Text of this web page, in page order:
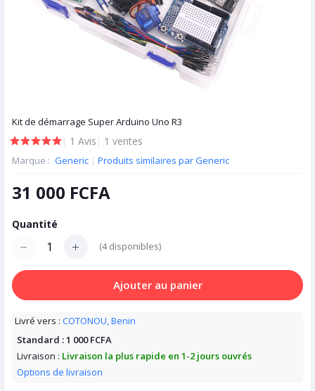
Kit de démarrage Super Arduino Uno R3
| 1 Avis | 1 ventes
Marque : Generic | Produits similaires par Generic
31 000 FCFA
Quantité
(4disponibles)
Ajouter au panier
Livré vers : COTONOU, Benin
Standard :1 000 FCFA
Livraison : Livraison la plus rapide en 1-2 jours ouvrés
Options de livraison